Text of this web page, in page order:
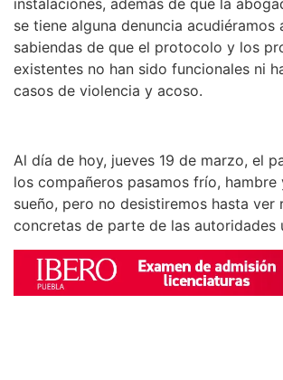
instalaciones, además de que la
se tiene alguna denuncia acudiéramos
sabiendas de que el protocolo y los
existentes no han sido funcionales ni
casos de violencia y acoso.
Al día de hoy, jueves 19 de marzo, el
los compañeros pasamos frío,
sueño, pero no desistiremos hasta ver
concretas de parte de las autoridades